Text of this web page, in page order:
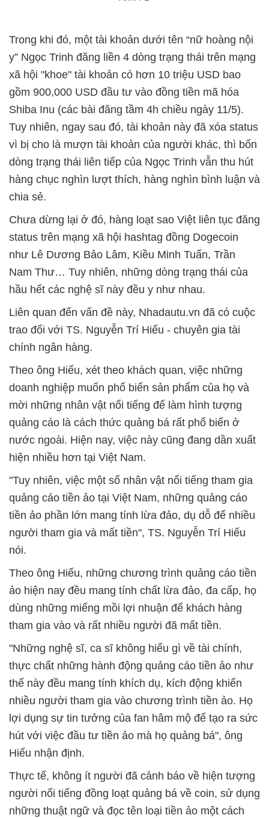
Trong khi đó, một tài khoản dưới tên “nữ hoàng nội
y” Ngọc Trinh đăng liền 4 dòng trạng thái trên mạng
xã hội "khoe" tài khoản có hơn 10 triệu USD bao
gồm 900,000 USD đầu tư vào đồng tiền mã hóa
Shiba Inu (các bài đăng tầm 4h chiều ngày 11/5).
Tuy nhiên, ngay sau đó, tài khoản này đã xóa status
vì bị cho là mượn tài khoản của người khác, thì bốn
dòng trạng thái liên tiếp của Ngọc Trinh vẫn thu hút
hàng chục nghìn lượt thích, hàng nghìn bình luận và
chia sẻ.
Chưa dừng lại ở đó, hàng loạt sao Việt liên tục đăng
status trên mạng xã hội hashtag đồng Dogecoin
như Lê Dương Bảo Lâm, Kiều Minh Tuấn, Trần
Nam Thư… Tuy nhiên, những dòng trạng thái của
hầu hết các nghệ sĩ này đều y như nhau.
Liên quan đến vấn đề này, Nhadautu.vn đã có cuộc
trao đổi với TS. Nguyễn Trí Hiếu - chuyên gia tài
chính ngân hàng.
Theo ông Hiếu, xét theo khách quan, việc những
doanh nghiệp muốn phổ biến sản phẩm của họ và
mời những nhân vật nổi tiếng để làm hình tượng
quảng cáo là cách thức quảng bá rất phổ biến ở
nước ngoài. Hiện nay, việc này cũng đang dần xuất
hiện nhiều hơn tại Việt Nam.
"Tuy nhiên, việc một số nhân vật nổi tiếng tham gia
quảng cáo tiền ảo tại Việt Nam, những quảng cáo
tiền ảo phần lớn mang tính lừa đảo, dụ dỗ để nhiều
người tham gia và mất tiền", TS. Nguyễn Trí Hiếu
nói.
Theo ông Hiếu, những chương trình quảng cáo tiền
ảo hiện nay đều mang tính chất lừa đảo, đa cấp, họ
dùng những miếng mồi lợi nhuận để khách hàng
tham gia vào và rất nhiều người đã mất tiền.
"Những nghệ sĩ, ca sĩ không hiểu gì về tài chính,
thực chất những hành động quảng cáo tiền ảo như
thế này đều mang tính khích dụ, kích động khiến
nhiều người tham gia vào chương trình tiền ảo. Họ
lợi dụng sự tin tưởng của fan hâm mộ để tạo ra sức
hút với việc đầu tư tiền ảo mà họ quảng bá", ông
Hiếu nhận định.
Thực tế, không ít người đã cảnh báo về hiện tượng
người nổi tiếng đồng loạt quảng bá về coin, sử dụng
những thuật ngữ và đọc tên loại tiền ảo một cách